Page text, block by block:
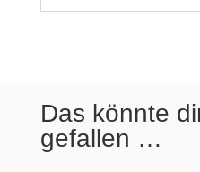
Das könnte
gefallen …